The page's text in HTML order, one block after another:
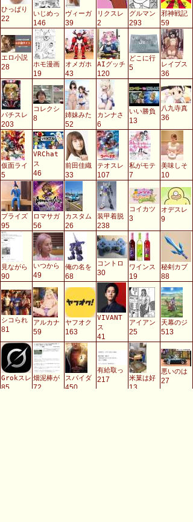
ひっぱり
22
いじめっ
146
ヴィーガ
39
リクスレ
2
グルマン
293
邪神戦記
59
エロ小説
28 ホモ漫画
19
オメガホ
43
AIグッチ
120
どこに行
5 レイプス
36
パチスレ
203
コレクシ
8 姉妹みた
52
カンナさ
6
いい勝負
13
八九寺真
36
仮面ライ
5
VRChat
ス
46
前田佳織
33
テオスレ
107
私がモテ
7
美味しそ
10
プライズ
95
ロマサガ
56
カスタム
26
装甲着脱
238
コイカツ
3
オデスレ
9
見ながら
90
いつから
49
俺の名を
68
コントロ
30
ワインス
19
秘剣カブ
88
シコられ
81
アルカナ
59
ヤフオク
163
VIVANT
ス
41
アイアン
25
天幕のジ
513
Grokスレ
85
畑泥棒が
72
スパイダ
450
有給取っ
217 米菓は好
13
悪いのは
27